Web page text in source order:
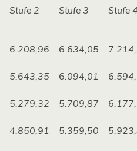
Stufe 2 Stufe 3 Stufe
6.208,96 6.634,05
5.643,35 6.094,01
5.279,32 5.709,87
4.850,91 5.359,50